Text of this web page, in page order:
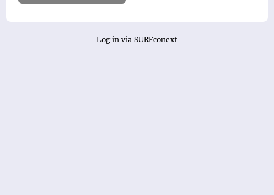
Log in via SURFconext